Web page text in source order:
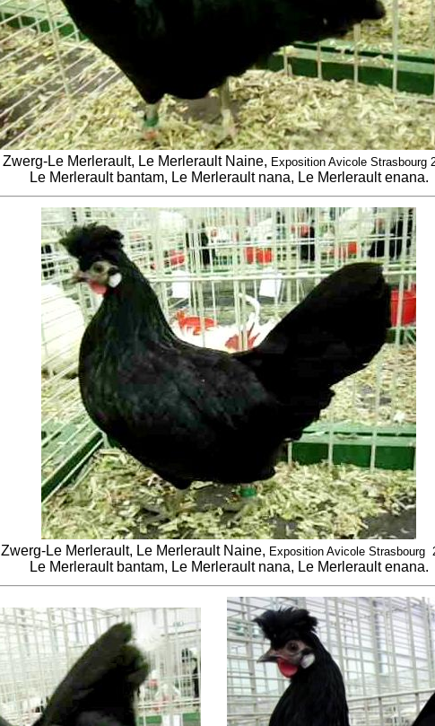
Zwerg-Le Merlerault, Le Merlerault Naine, Exposition Avicole Strasbourg
Le Merlerault bantam, Le Merlerault nana, Le Merlerault enana.
Zwerg-Le Merlerault, Le Merlerault Naine, Exposition Avicole Strasbourg
Le Merlerault bantam, Le Merlerault nana, Le Merlerault enana.